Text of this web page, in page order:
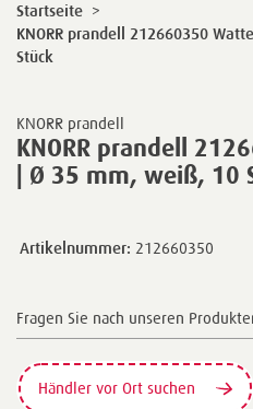
KNORR prandell
KNORR prandell
| Ø 35 mm, weiß, 10
Startseite >
KNORR prandell 212660350
Stück
Artikelnummer: 212660350
Fragen Sie nach unseren
Händler vor Ort suchen